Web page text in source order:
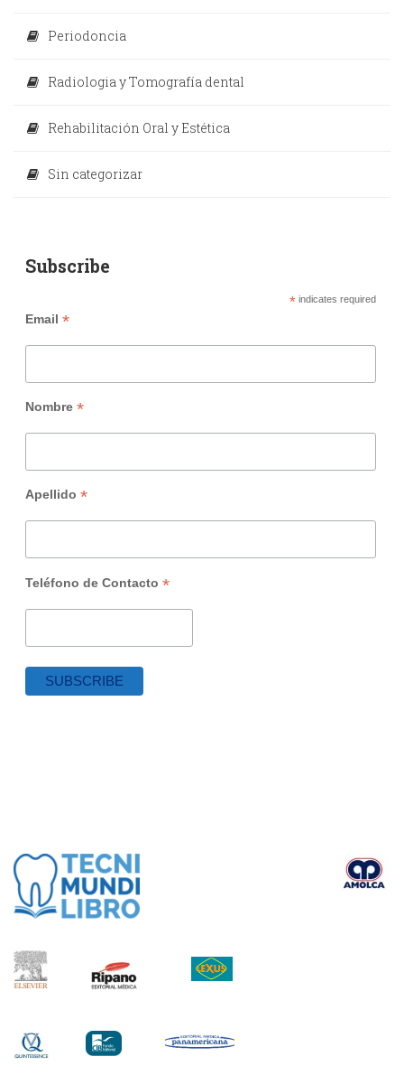
Periodoncia
Radiologia y Tomografía dental
Rehabilitación Oral y Estética
Sin categorizar
Subscribe
*indicates required
Email *
Nombre *
Apellido *
Teléfono de Contacto *